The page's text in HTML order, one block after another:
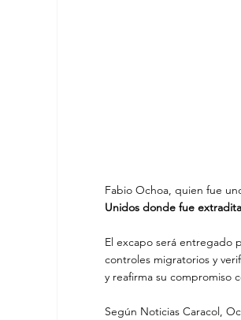
Fabio Ochoa, quien fue
Unidos donde fue
El excapo será entregado
controles migratorios y
y reafirma su compromiso
Según Noticias Caracol,